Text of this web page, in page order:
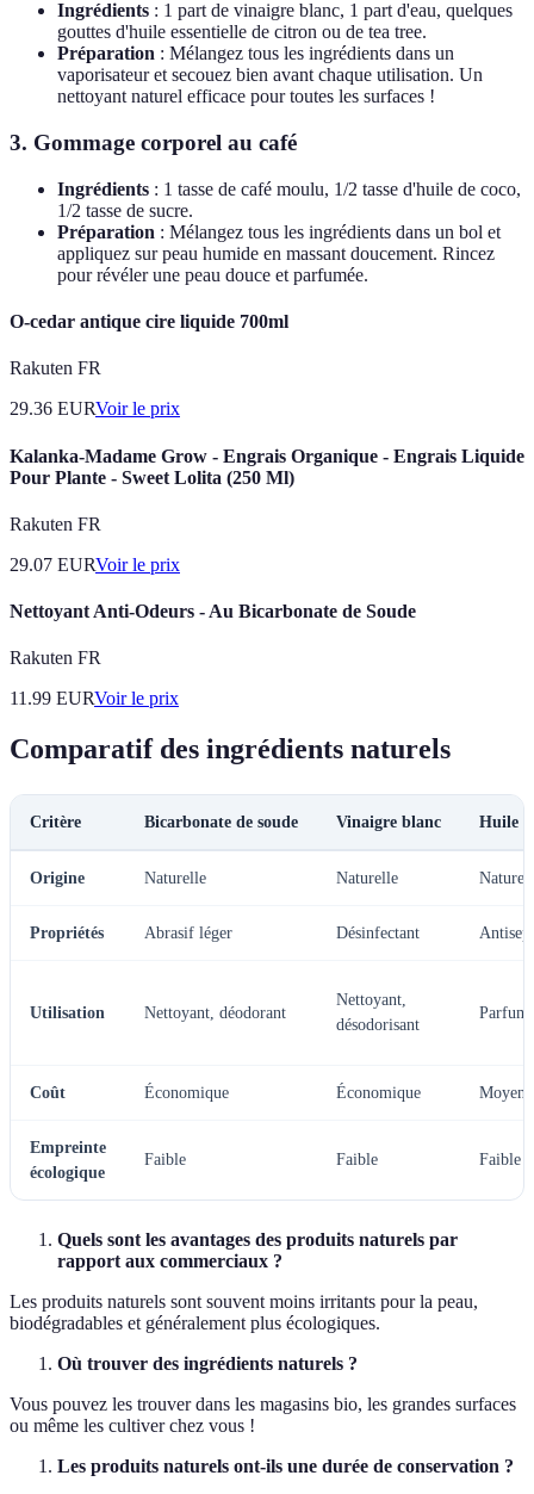
Ingrédients : 1 part de vinaigre blanc, 1 part d'eau, quelques
gouttes d'huile essentielle de citron ou de tea tree.
Préparation : Mélangez tous les ingrédients dans un
vaporisateur et secouez bien avant chaque utilisation. Un
nettoyant naturel efficace pour toutes les surfaces !
3. Gommage corporel au café
Ingrédients : 1 tasse de café moulu, 1/2 tasse d'huile de coco,
1/2 tasse de sucre.
Préparation : Mélangez tous les ingrédients dans un bol et
appliquez sur peau humide en massant doucement. Rincez
pour révéler une peau douce et parfumée.
O-cedar antique cire liquide 700ml
Rakuten FR
29.36 EURVoir le prix
Kalanka-Madame Grow - Engrais Organique - Engrais Liquide
Pour Plante - Sweet Lolita (250 Ml)
Rakuten FR
29.07 EURVoir le prix
Nettoyant Anti-Odeurs - Au Bicarbonate de Soude
Rakuten FR
11.99 EURVoir le prix
Comparatif des ingrédients naturels
Critère Bicarbonate de soude Vinaigre blanc Huile
Origine Naturelle Naturelle
Propriétés Abrasif léger Désinfectant
Utilisation Nettoyant, déodorant
Nettoyant,
désodorisant
Coût Économique Économique Moyen
Empreinte
écologique
Faible Faible Faible
Quels sont les avantages des produits naturels par
rapport aux commerciaux ?
Les produits naturels sont souvent moins irritants pour la peau,
biodégradables et généralement plus écologiques.
Où trouver des ingrédients naturels ?
Vous pouvez les trouver dans les magasins bio, les grandes surfaces
ou même les cultiver chez vous !
Les produits naturels ont-ils une durée de conservation ?